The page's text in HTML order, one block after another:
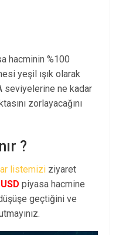
hacminin %100
yeşil ışık olarak
seviyelerine ne kadar
zorlayacağını
?
listemizi ziyaret
piyasa hacmine
geçtiğini ve